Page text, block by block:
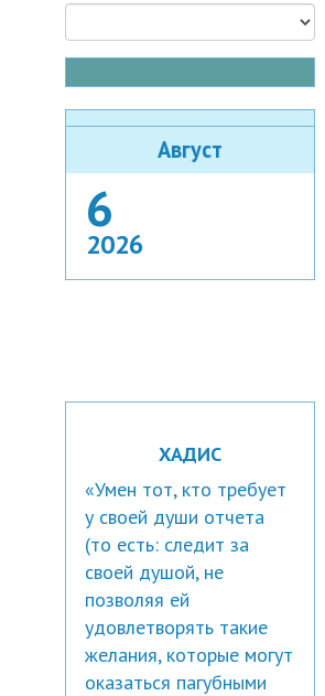
Август
6
2026
ХАДИС
«Умен тот, кто требует
у своей души отчета
(то есть: следит за
своей душой, не
позволяя ей
удовлетворять такие
желания, которые могут
оказаться пагубными